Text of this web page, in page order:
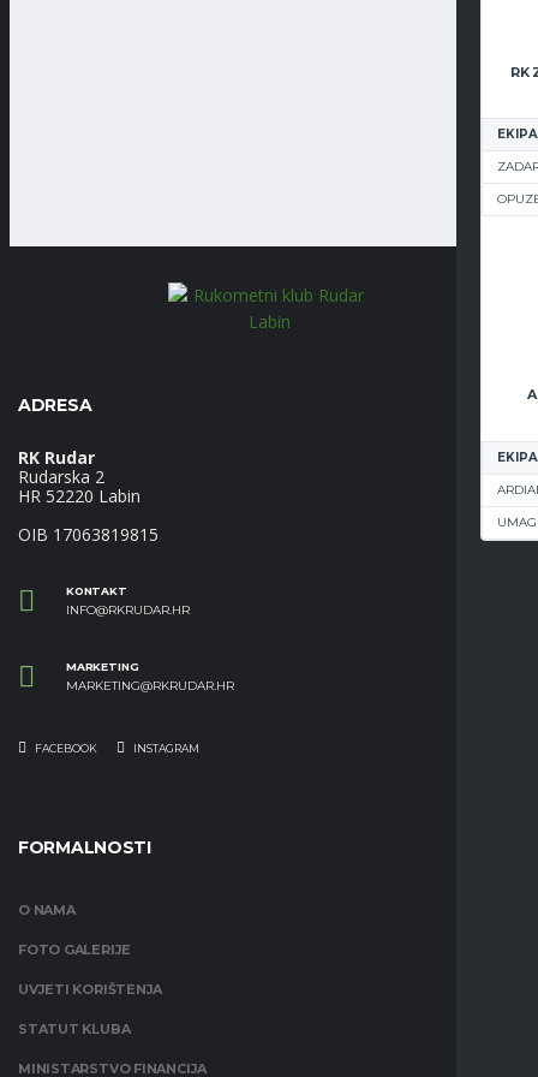
EKIPA
EKIPA
UMAG
ADRESA
RK Rudar
Rudarska 2
HR 52220 Labin
OIB 17063819815
KONTAKT
INFO@RKRUDAR.HR
MARKETING
MARKETING@RKRUDAR.HR
FACEBOOK INSTAGRAM
FORMALNOSTI
O NAMA
FOTO GALERIJE
UVJETI KORIŠTENJA
STATUT KLUBA
MINISTARSTVO FINANCIJA